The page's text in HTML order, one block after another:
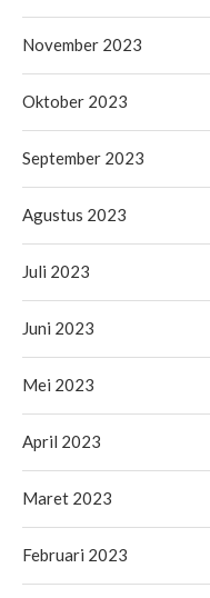
November 2023
Oktober 2023
September 2023
Agustus 2023
Juli 2023
Juni 2023
Mei 2023
April 2023
Maret 2023
Februari 2023